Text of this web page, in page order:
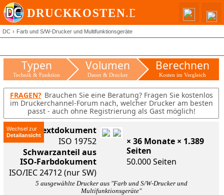
DC Farb und S/W-Drucker und Multifunktionsgeräte
Typen
Technik & Funktion
Volumen
Dauer & Drucker
Berechnen
Kosten im Vergleich
FRAGEN? Brauchen Sie eine Beratung? Fragen Sie kostenlos
im Druckerchannel-Forum nach, welcher Drucker am besten
passt - auch ohne Registrierung als Gast möglich!
Wechsel zurISO-Textdokument
ISO 19752
Schwarzanteil aus
ISO-Farbdokument
ISO/IEC 24712 (nur SW)
× 36 Monate × 1.389
Seiten
50.000 Seiten
5 ausgewählte Drucker aus "Farb und S/W-Drucker und
Multifunktionsgeräte"